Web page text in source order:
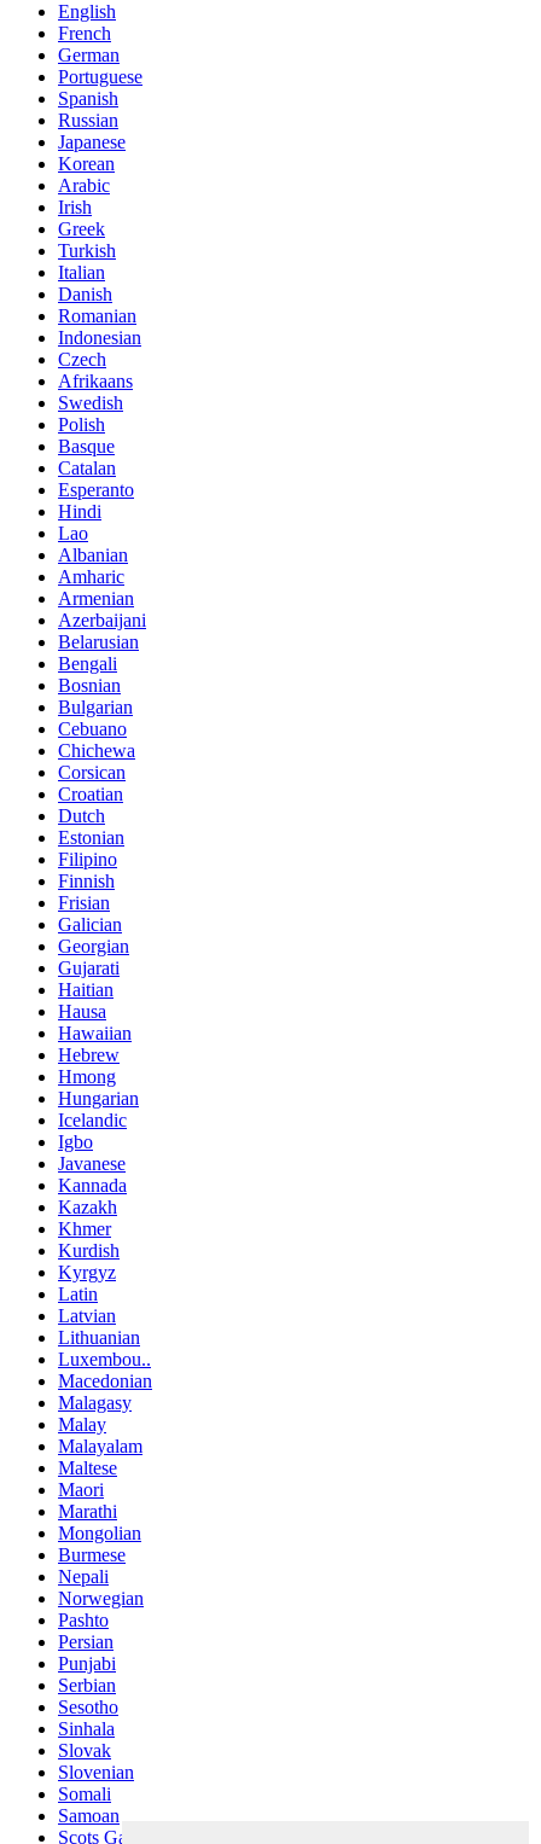
English
French
German
Portuguese
Spanish
Russian
Japanese
Korean
Arabic
Irish
Greek
Turkish
Italian
Danish
Romanian
Indonesian
Czech
Afrikaans
Swedish
Polish
Basque
Catalan
Esperanto
Hindi
Lao
Albanian
Amharic
Armenian
Azerbaijani
Belarusian
Bengali
Bosnian
Bulgarian
Cebuano
Chichewa
Corsican
Croatian
Dutch
Estonian
Filipino
Finnish
Frisian
Galician
Georgian
Gujarati
Haitian
Hausa
Hawaiian
Hebrew
Hmong
Hungarian
Icelandic
Igbo
Javanese
Kannada
Kazakh
Khmer
Kurdish
Kyrgyz
Latin
Latvian
Lithuanian
Luxembou..
Macedonian
Malagasy
Malay
Malayalam
Maltese
Maori
Marathi
Mongolian
Burmese
Nepali
Norwegian
Pashto
Persian
Punjabi
Serbian
Sesotho
Sinhala
Slovak
Slovenian
Somali
Samoan
Scots Gaelic